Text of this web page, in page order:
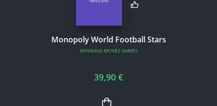
Monopoly World Football Stars
WINNING MOVES GAMES
39,90 €